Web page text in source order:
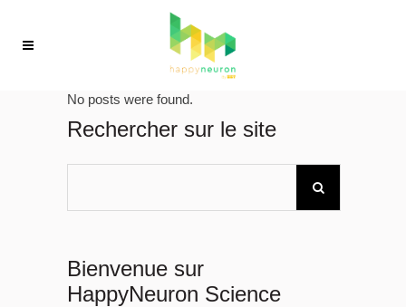
No posts were found.
Rechercher sur le site
Bienvenue sur
HappyNeuron Science